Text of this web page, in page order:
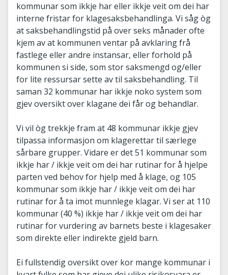
kommunar som ikkje har eller ikkje veit om dei har
interne fristar for klagesaksbehandlinga. Vi såg òg
at saksbehandlingstid på over seks månader ofte
kjem av at kommunen ventar på avklaring frå
fastlege eller andre instansar, eller forhold på
kommunen si side, som stor saksmengd og/eller
for lite ressursar sette av til saksbehandling. Til
saman 32 kommunar har ikkje noko system som
gjev oversikt over klagane dei får og behandlar.
Vi vil òg trekkje fram at 48 kommunar ikkje gjev
tilpassa informasjon om klagerettar til særlege
sårbare grupper. Vidare er det 51 kommunar som
ikkje har / ikkje veit om dei har rutinar for å hjelpe
parten ved behov for hjelp med å klage, og 105
kommunar som ikkje har / ikkje veit om dei har
rutinar for å ta imot munnlege klagar. Vi ser at 110
kommunar (40 %) ikkje har / ikkje veit om dei har
rutinar for vurdering av barnets beste i klagesaker
som direkte eller indirekte gjeld barn.
Ei fullstendig oversikt over kor mange kommunar i